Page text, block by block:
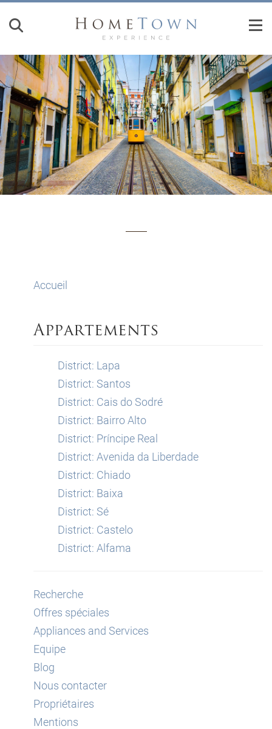
Accueil
Appartements
District: Lapa
District: Santos
District: Cais do Sodré
District: Bairro Alto
District: Príncipe Real
District: Avenida da Liberdade
District: Chiado
District: Baixa
District: Sé
District: Castelo
District: Alfama
Recherche
Offres spéciales
Appliances and Services
Equipe
Blog
Nous contacter
Propriétaires
Mentions